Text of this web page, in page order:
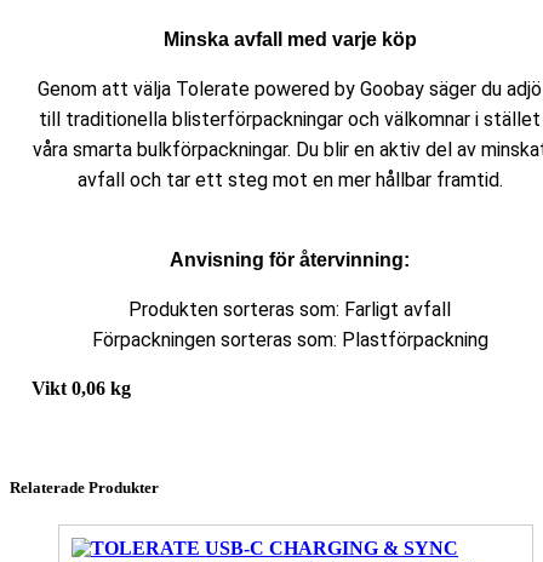
Minska avfall med varje köp
Genom att välja Tolerate powered by Goobay säger du adjö
till traditionella blisterförpackningar och välkomnar i stället
våra smarta bulkförpackningar. Du blir en aktiv del av
avfall och tar ett steg mot en mer hållbar framtid.
Anvisning för återvinning:
Produkten sorteras som: Farligt avfall
Förpackningen sorteras som: Plastförpackning
Vikt 0,06 kg
Relaterade Produkter